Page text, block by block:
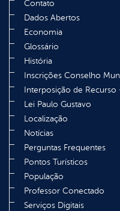
Contato
Dados Abertos
Economia
Glossário
História
Inscrições Conselho
Interposição de
Lei Paulo Gustavo
Localização
Notícias
Perguntas Frequentes
Pontos Turísticos
População
Professor Conectado
Serviços Digitais